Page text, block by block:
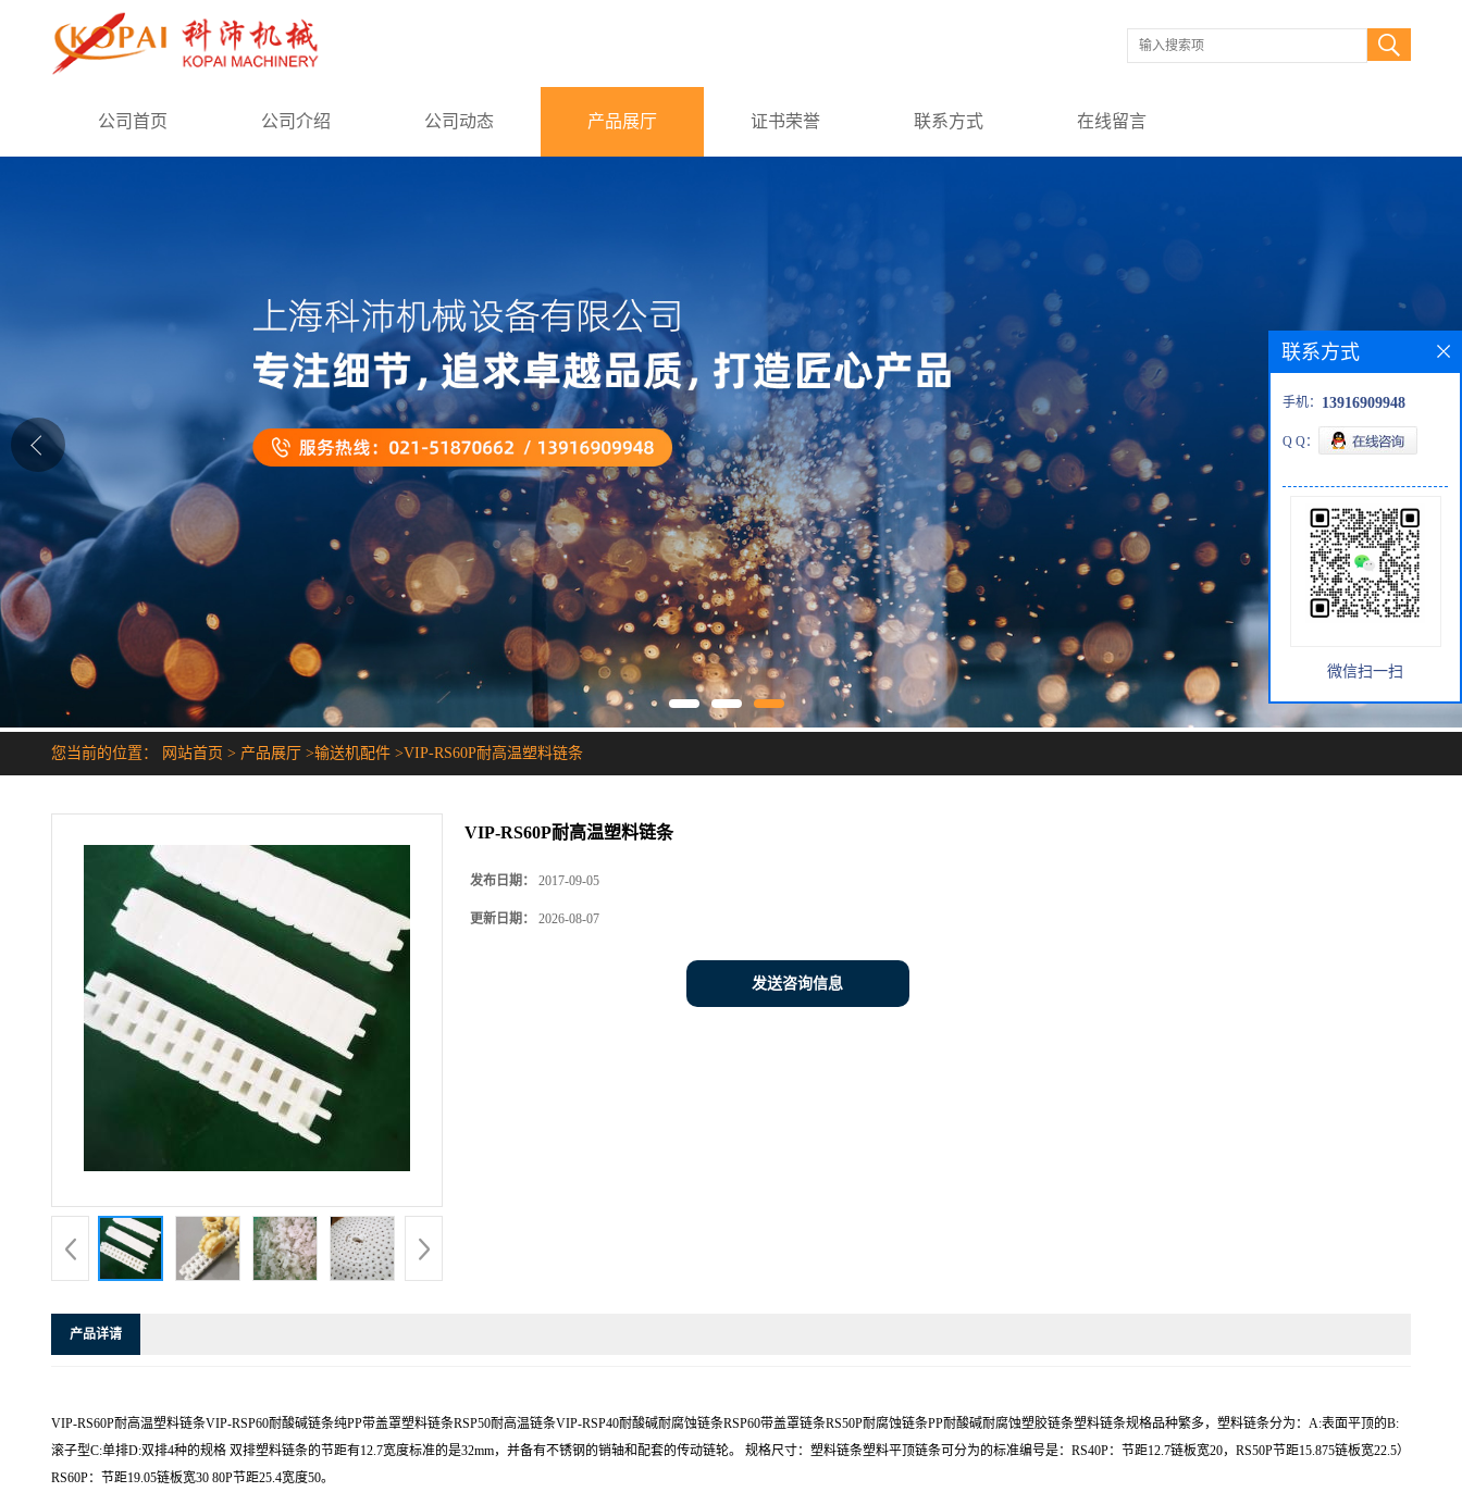
公司首页
公司首页 公司介绍 公司动态 产品展厅 证书荣誉 联系方式 在线留言
您当前的位置： 网站首页 > 产品展厅 >输送机配件 >VIP-RS60P耐高温塑料链条
VIP-RS60P耐高温塑料链条
发布日期： 2017-09-05
更新日期： 2026-08-07
发送咨询信息
产品详请
VIP-RS60P耐高温塑料链条VIP-RSP60耐酸碱链条纯PP带盖罩塑料链条RSP50耐高温链条VIP-RSP40耐酸碱耐腐蚀链条RSP60带盖罩链条RS50P耐腐蚀链条PP耐酸碱耐腐蚀塑胶链条塑料链条规格品种繁多，塑料链条分为：A:表面平顶的B:
滚子型C:单排D:双排4种的规格 双排塑料链条的节距有12.7宽度标准的是32mm，并备有不锈钢的销轴和配套的传动链轮。 规格尺寸：塑料链条塑料平顶链条可分为的标准编号是：RS40P：节距12.7链板宽20，RS50P节距15.875链板宽22.5）
RS60P：节距19.05链板宽30 80P节距25.4宽度50。
联系方式
手机： 13916909948
Q Q：
微信扫一扫